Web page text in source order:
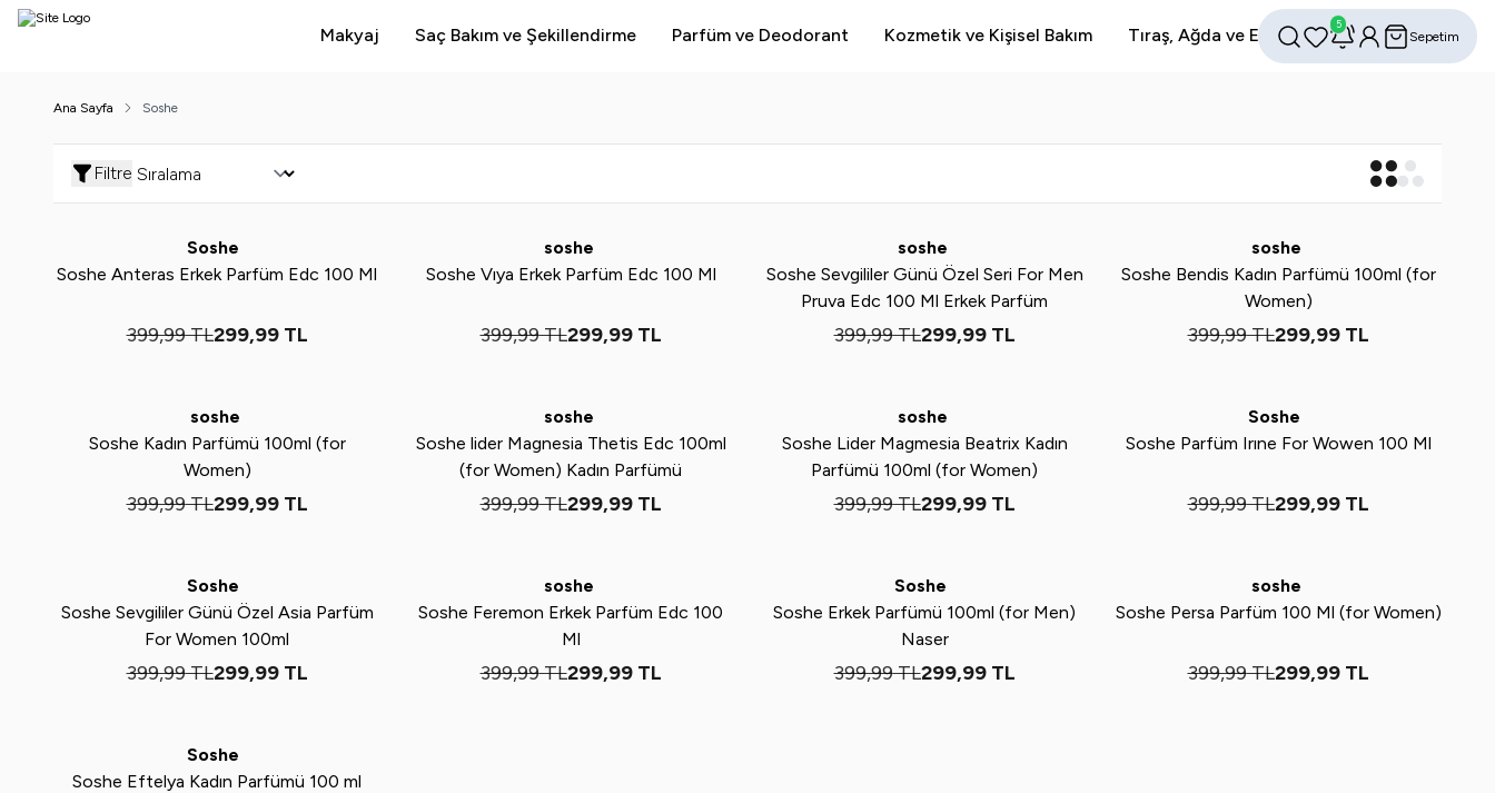
Makyaj Saç Bakım ve Şekillendirme Parfüm ve Deodorant Kozmetik ve Kişisel Bakım Tıraş, Ağda ve Epilasyon Avantajlı Setler
Favorilerim
5
HesabımSepetim
Ana Sayfa Soshe
Filtre
Soshe
Soshe Anteras Erkek Parfüm Edc 100 Ml
399,99TL299,99TL
soshe
Soshe Vıya Erkek Parfüm Edc 100 Ml
399,99TL299,99TL
soshe
Soshe Sevgililer Günü Özel Seri For Men
Pruva Edc 100 Ml Erkek Parfüm
399,99TL299,99TL
soshe
Soshe Bendis Kadın Parfümü 100ml (for
Women)
399,99TL299,99TL
soshe
Soshe Kadın Parfümü 100ml (for
Women)
399,99TL299,99TL
soshe
Soshe lider Magnesia Thetis Edc 100ml
(for Women) Kadın Parfümü
399,99TL299,99TL
soshe
Soshe Lider Magmesia Beatrix Kadın
Parfümü 100ml (for Women)
399,99TL299,99TL
Soshe
Soshe Parfüm Irıne For Wowen 100 Ml
399,99TL299,99TL
Soshe
Soshe Sevgililer Günü Özel Asia Parfüm
For Women 100ml
399,99TL299,99TL
soshe
Soshe Feremon Erkek Parfüm Edc 100
Ml
399,99TL299,99TL
Soshe
Soshe Erkek Parfümü 100ml (for Men)
Naser
399,99TL299,99TL
soshe
Soshe Persa Parfüm 100 Ml (for Women)
399,99TL299,99TL
Soshe
Soshe Eftelya Kadın Parfümü 100 ml